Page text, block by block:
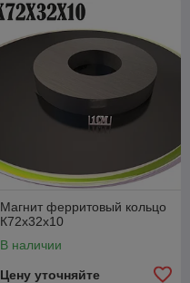
Магнит ферритовый кольцо
К72х32х10
В наличии
Цену уточняйте